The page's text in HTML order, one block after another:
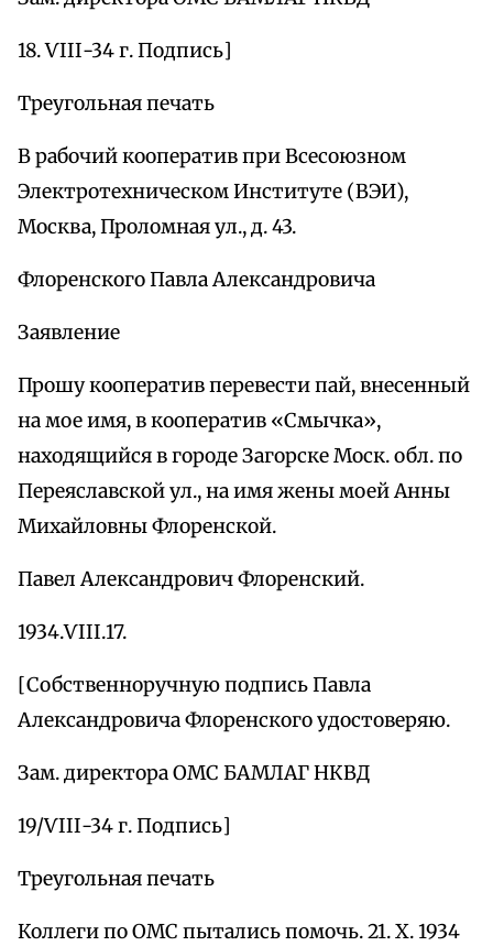
18. ѴІІІ-34 г. Подпись]
Треугольная печать
В рабочий кооператив при Всесоюзном
Электротехническом Институте (ВЭИ),
Москва, Проломная ул., д. 43.
Флоренского Павла Александровича
Заявление
Прошу кооператив перевести пай, внесенный
на мое имя, в кооператив «Смычка»,
находящийся в городе Загорске Моск. обл. по
Переяславской ул., на имя жены моей Анны
Михайловны Флоренской.
Павел Александрович Флоренский.
1934.ѴІІІ.17.
[Собственноручную подпись Павла
Александровича Флоренского удостоверяю.
Зам. директора OMC БАМЛАГ НКВД
19/ѴІІІ-34 г. Подпись]
Треугольная печать
Коллеги по OMC пытались помочь. 21. X. 1934